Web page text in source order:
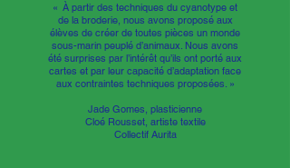
« À partir des techniques du cyanotype et
de la broderie, nous avons proposé aux
élèves de créer de toutes pièces un monde
sous-marin peuplé d’animaux. Nous avons
été surprises par l’intérêt qu’ils ont porté aux
cartes et par leur capacité d’adaptation face
aux contraintes techniques proposées. »
Jade Gomes, plasticienne
Cloé Rousset, artiste textile
Collectif Aurita